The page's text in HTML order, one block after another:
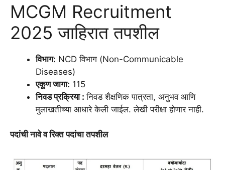
MCGM Recruitment
2025 जाहिरात तपशील
विभाग: NCD विभाग (Non-Communicable
Diseases)
एकूण जागा: 115
निवड प्रक्रिया :निवड शैक्षणिक पात्रता, अनुभव आणि
मुलाखतीच्या आधारे केली जाईल. लेखी परीक्षा होणार नाही.
पदांची नावे व रिक्त पदांचा तपशील